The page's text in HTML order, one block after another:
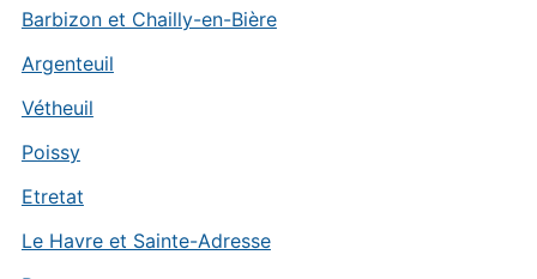
Barbizon et Chailly-en-Bière
Argenteuil
Vétheuil
Poissy
Etretat
Le Havre et Sainte-Adresse